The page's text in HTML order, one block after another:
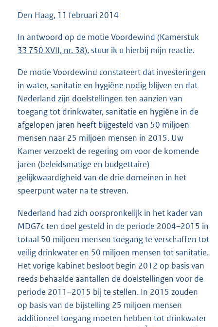
Den Haag, 11 februari 2014
In antwoord op de motie Voordewind (Kamerstuk
33 750 XVII, nr. 38), stuur ik u hierbij mijn reactie.
De motie Voordewind constateert dat investeringen
in water, sanitatie en hygiëne nodig blijven en dat
Nederland zijn doelstellingen ten aanzien van
toegang tot drinkwater, sanitatie en hygiëne in de
afgelopen jaren heeft bijgesteld van 50 miljoen
mensen naar 25 miljoen mensen in 2015. Uw
Kamer verzoekt de regering om voor de komende
jaren (beleidsmatige en budgettaire)
gelijkwaardigheid van de drie domeinen in het
speerpunt water na te streven.
Nederland had zich oorspronkelijk in het kader van
MDG7c ten doel gesteld in de periode 2004–2015 in
totaal 50 miljoen mensen toegang te verschaffen tot
veilig drinkwater en 50 miljoen mensen tot sanitatie.
Het vorige kabinet besloot begin 2012 op basis van
reeds behaalde aantallen de doelstellingen voor de
periode 2011–2015 bij te stellen. In 2015 zouden
op basis van de bijstelling 25 miljoen mensen
additioneel toegang moeten hebben tot drinkwater